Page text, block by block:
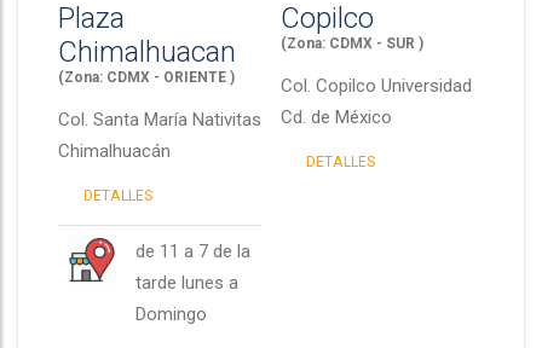
Plaza
Chimalhuacan
(Zona: CDMX - ORIENTE )
Col. Santa María Nativitas
Chimalhuacán
DETALLES
de 11 a 7 de la
tarde lunes a
Domingo
Copilco
(Zona: CDMX - SUR )
Col. Copilco Universidad
Cd. de México
DETALLES